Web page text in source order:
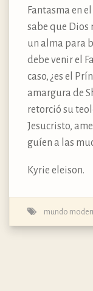
Fantasma en
sabe que
un alma para
debe venir el
caso, ¿es el
amargura de
retorció su
Jesucristo,
guíen a las
Kyrie eleison.
mundo